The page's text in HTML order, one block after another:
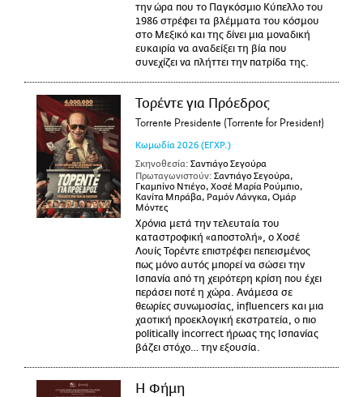
την ώρα που το Παγκόσμιο Κύπελλο του
1986 στρέφει τα βλέμματα του κόσμου
στο Μεξικό και της δίνει μια μοναδική
ευκαιρία να αναδείξει τη βία που
συνεχίζει να πλήττει την πατρίδα της.
Τορέντε για Πρόεδρος
Torrente Presidente (Torrente for President)
Κωμωδία 2026 (ΕΓΧΡ.)
Σκηνοθεσία: Σαντιάγο Σεγούρα
Πρωταγωνιστούν: Σαντιάγο Σεγούρα,
Γκαμπίνο Ντιέγο, Χοσέ Μαρία Ρούμπιο,
Κανίτα Μπράβα, Ραμόν Λάνγκα, Ομάρ
Μόντες
Χρόνια μετά την τελευταία του
καταστροφική «αποστολή», ο Χοσέ
Λουίς Τορέντε επιστρέφει πεπεισμένος
πως μόνο αυτός μπορεί να σώσει την
Ισπανία από τη χειρότερη κρίση που έχει
περάσει ποτέ η χώρα. Ανάμεσα σε
θεωρίες συνωμοσίας, influencers και μια
χαοτική προεκλογική εκστρατεία, ο πιο
politically incorrect ήρωας της Ισπανίας
βάζει στόχο… την εξουσία.
Η Φήμη